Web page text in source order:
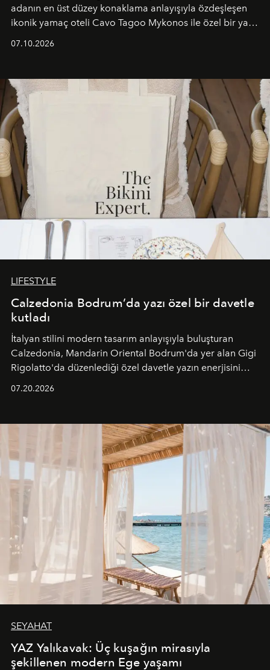
adanın en üst düzey konaklama anlayışıyla özdeşleşen
ikonik yamaç oteli Cavo Tagoo Mykonos ile özel bir yaz
buluşturarak markanın Cavo Tagoo’daki varlığını
sürükleyici ve mevsime özel bir deneyime dönüştürüyor.
07.10.2026
LIFESTYLE
Calzedonia Bodrum’da yazı özel bir davetle
kutladı
İtalyan stilini modern tasarım anlayışıyla buluşturan
Calzedonia, Mandarin Oriental Bodrum'da yer alan Gigi
Rigolatto'da düzenlediği özel davetle yazın enerjisini
07.20.2026
SEYAHAT
YAZ Yalıkavak: Üç kuşağın mirasıyla
şekillenen modern Ege yaşamı